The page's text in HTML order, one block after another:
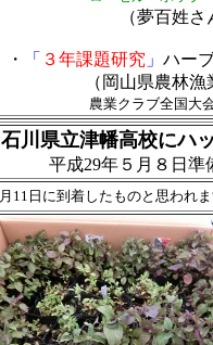
（夢百姓
・ 「 ３年課題研究 」 ハー
（岡山県農林
農業クラブ全国大
石川県立津幡高校にハ
平成29年５月８日準
11日に到着したものと思われ